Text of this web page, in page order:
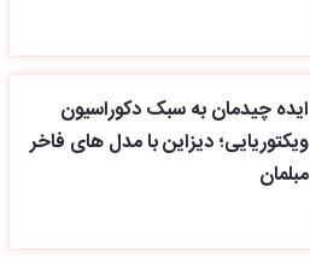
ایده چیدمان به سبک دکوراسیون
ویکتوریایی؛ دیزاین با مدل های فاخر
مبلمان